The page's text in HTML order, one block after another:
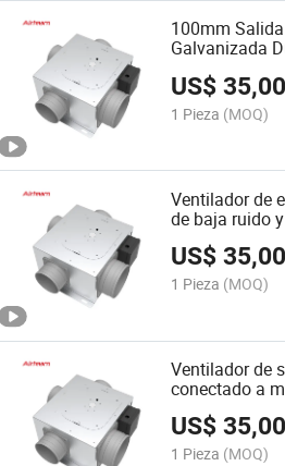
100mm
Galvanizada
US$35,00
1 Pieza (MOQ)
Ventilador de
de baja ruido
interiores
US$35,00
1 Pieza (MOQ)
Ventilador de
conectado a
montado en la
US$35,00
1 Pieza (MOQ)